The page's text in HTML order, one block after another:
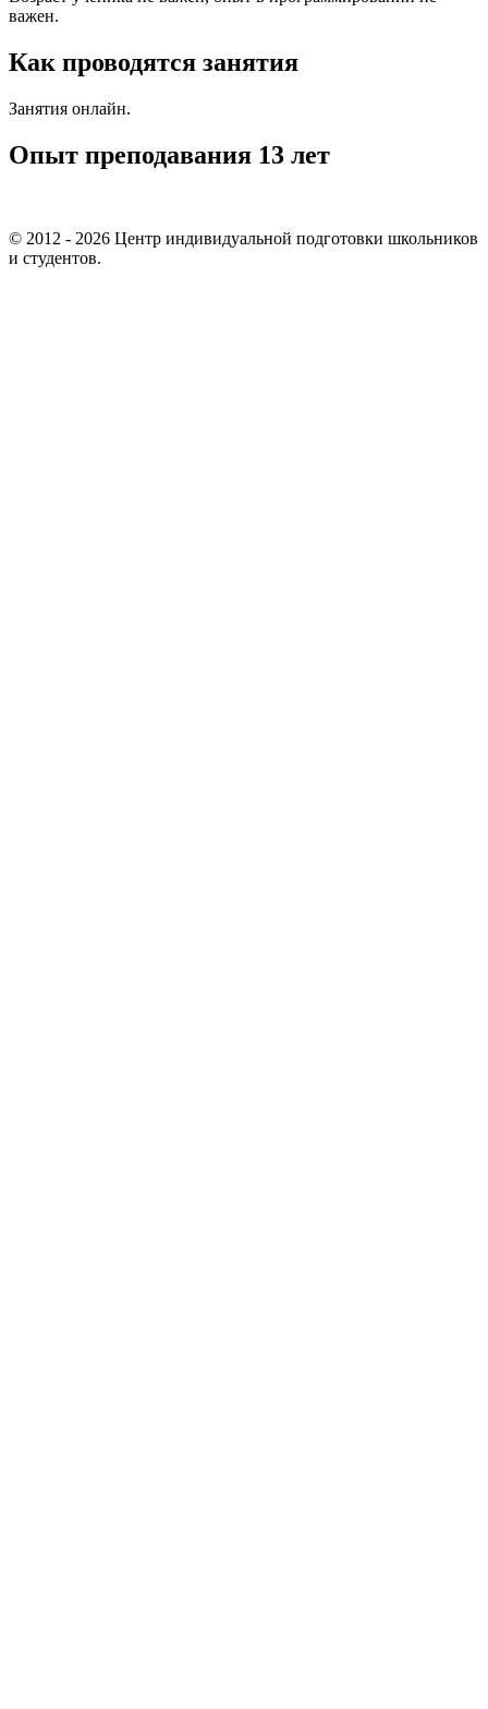
важен.
Как проводятся занятия
Занятия онлайн.
Опыт преподавания 13 лет
© 2012 - 2026 Центр индивидуальной подготовки школьников
и студентов.